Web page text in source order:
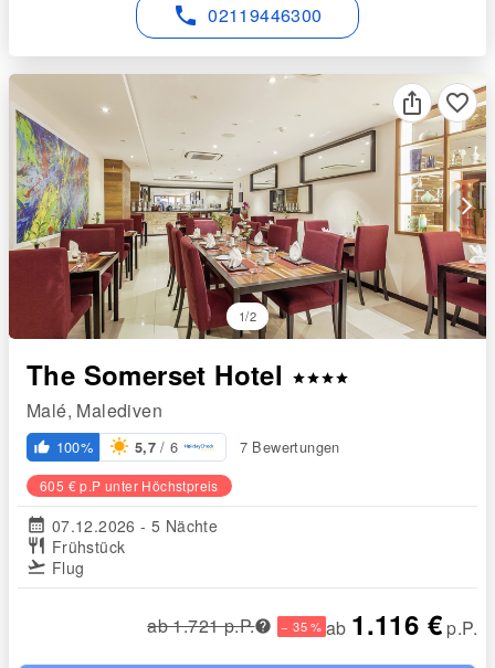
phone 02119446300
arrow_forward_ios
1/2
favorite_border
The Somerset Hotel starstarstarstar
Malé, Malediven
thumb_up_alt 100% 5,7 / 6 7 Bewertungen
605 € p.P unter Höchstpreis
calendar_month 07.12.2026 - 5 Nächte
restaurant Frühstück
flight_takeoff Flug
ab 1.721 p.P. − 35 % ab 1.116 € p.P.